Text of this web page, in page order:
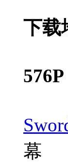
下载
576P
幕